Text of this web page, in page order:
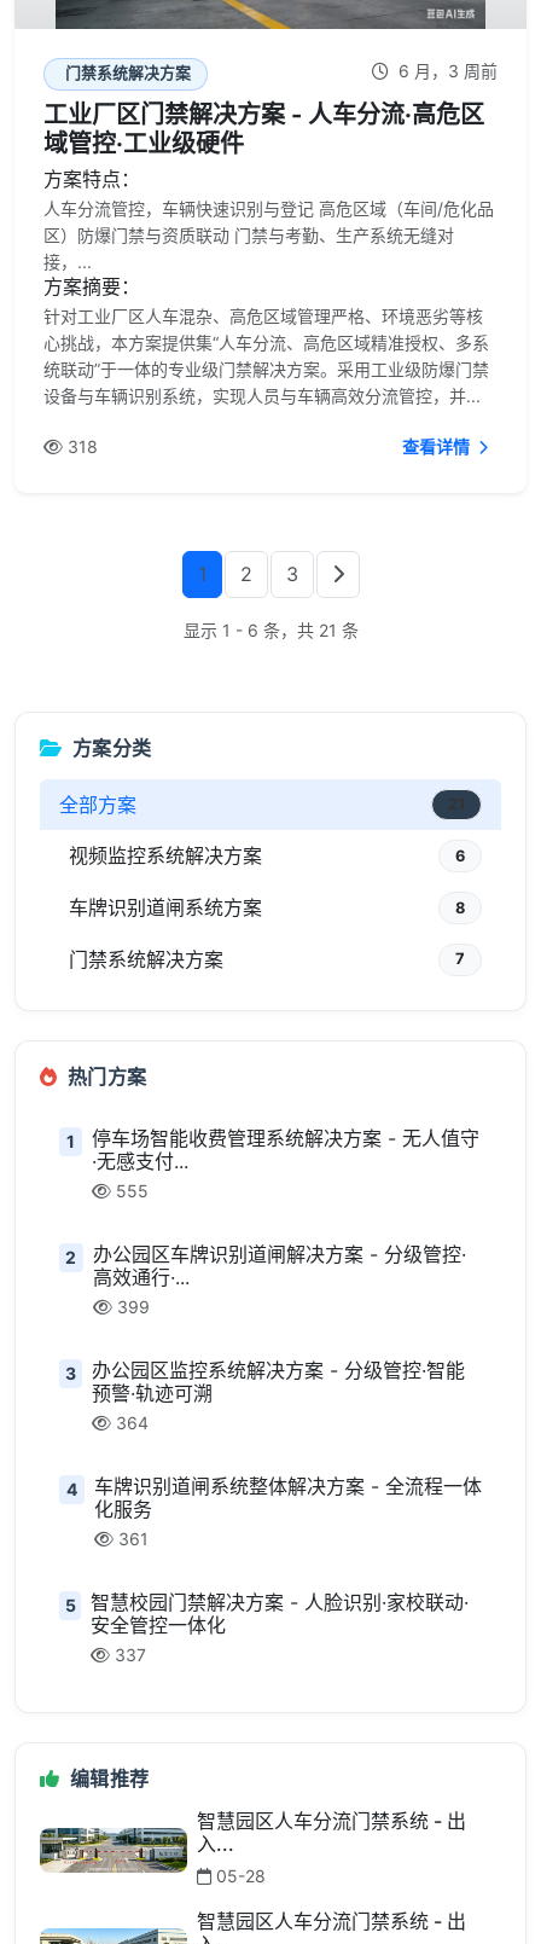
门禁系统解决方案 6 月，3 周前
工业厂区门禁解决方案 - 人车分流·高危区
域管控·工业级硬件
方案特点：
人车分流管控，车辆快速识别与登记 高危区域（车间/危化品
区）防爆门禁与资质联动 门禁与考勤、生产系统无缝对
接，...
方案摘要：
针对工业厂区人车混杂、高危区域管理严格、环境恶劣等核
心挑战，本方案提供集“人车分流、高危区域精准授权、多系
统联动”于一体的专业级门禁解决方案。采用工业级防爆门禁
设备与车辆识别系统，实现人员与车辆高效分流管控，并...
318 查看详情
1 2 3
显示 1 - 6 条，共 21 条
方案分类
全部方案 21
视频监控系统解决方案 6
车牌识别道闸系统方案 8
门禁系统解决方案 7
热门方案
1
停车场智能收费管理系统解决方案 - 无人值守
·无感支付...
555
2
办公园区车牌识别道闸解决方案 - 分级管控·
高效通行·...
399
3
办公园区监控系统解决方案 - 分级管控·智能
预警·轨迹可溯
364
4
车牌识别道闸系统整体解决方案 - 全流程一体
化服务
361
5
智慧校园门禁解决方案 - 人脸识别·家校联动·
安全管控一体化
337
编辑推荐
智慧园区人车分流门禁系统 - 出
入...
05-28
智慧园区人车分流门禁系统 - 出